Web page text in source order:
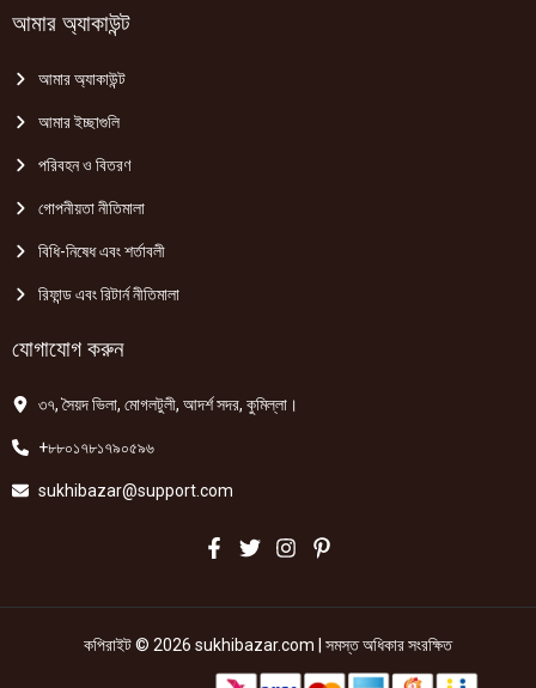
আমার অ্যাকাউন্ট
আমার অ্যাকাউন্ট
আমার ইচ্ছাগুলি
পরিবহন ও বিতরণ
গোপনীয়তা নীতিমালা
বিধি-নিষেধ এবং শর্তাবলী
রিফান্ড এবং রিটার্ন নীতিমালা
যোগাযোগ করুন
৩৭, সৈয়দ ভিলা, মোগলটুলী, আদর্শ সদর, কুমিল্লা।
+৮৮০১৭৮১৭৯০৫৯৬
sukhibazar@support.com
কপিরাইট © 2026 sukhibazar.com | সমস্ত অধিকার সংরক্ষিত